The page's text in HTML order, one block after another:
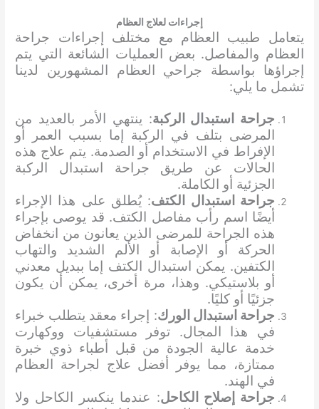
إجراءات لعلاج العظام
يتعامل طبيب العظام مع مختلف إجراءات جراحة
العظام والمفاصل. بعض العمليات الشائعة التي يتم
إجراؤها بواسطة جراحي العظام المشهورين لدينا
تشمل ما يلي:
جراحة استبدال الركبة: ينتهي الأمر بالعديد من
المرضى بتلف في الركبة إما بسبب العمر أو
الإفراط في الاستخدام أو الصدمة. يتم علاج هذه
الحالات عن طريق جراحة استبدال الركبة
الجزئية أو الكاملة.
جراحة استبدال الكتف: يُطلق على هذا الإجراء
أيضًا اسم رأب مفاصل الكتف. قد يوصى بإجراء
هذه الجراحة للمرضى الذين يعانون من انخفاض
الحركة أو الإصابة أو الألم الشديد والتهاب
الكتفين. يمكن استبدال الكتف إما ببديل معدني
أو بلاستيكي. وهذا، مرة أخرى، يمكن أن يكون
جزئيًا أو كليًا.
جراحة استبدال الورك: إجراء معقد يتطلب خبراء
في هذا المجال. توفر مستشفيات ووكهارت
خدمة عالية الجودة من قبل أطباء ذوي خبرة
ممتازة، مما يوفر أفضل علاج لجراحة العظام
في الهند.
جراحة إصلاح الكاحل: عندما ينكسر الكاحل ولا